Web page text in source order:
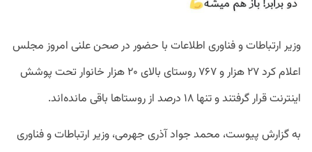
وزیر ارتباطات و فناوری اطلاعات با حضور در صحن علنی امروز مجلس
اعلام کرد ۲۷ هزار و ۷۶۷ روستای بالای ۲۰ هزار خانوار تحت پوشش
اینترنت قرار گرفتند و تنها ۱۸ درصد از روستاها باقی مانده‌اند.
به گزارش پیوست، محمد جواد آذری جهرمی، وزیر ارتباطات و فناوری